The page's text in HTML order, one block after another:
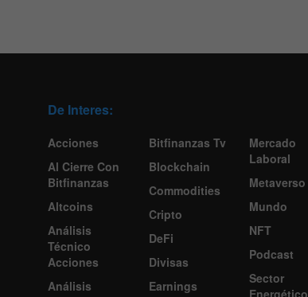
De Interes:
Acciones
Al Cierre Con
Bitfinanzas
Altcoins
Análisis
Técnico
Acciones
Análisis
Bitfinanzas Tv
Blockchain
Commodities
Cripto
DeFi
Divisas
Earnings
Mercado
Laboral
Metaverso
Mundo
NFT
Podcast
Sector
Energético